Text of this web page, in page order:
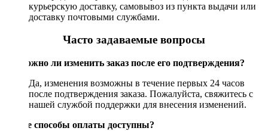
курьерскую доставку, самовывоз из пункта выдачи или
доставку почтовыми службами.
Часто задаваемые вопросы
Возможно ли изменить заказ после его подтверждения?
Да, изменения возможны в течение первых 24 часов
после подтверждения заказа. Пожалуйста, свяжитесь с
нашей службой поддержки для внесения изменений.
Какие способы оплаты доступны?